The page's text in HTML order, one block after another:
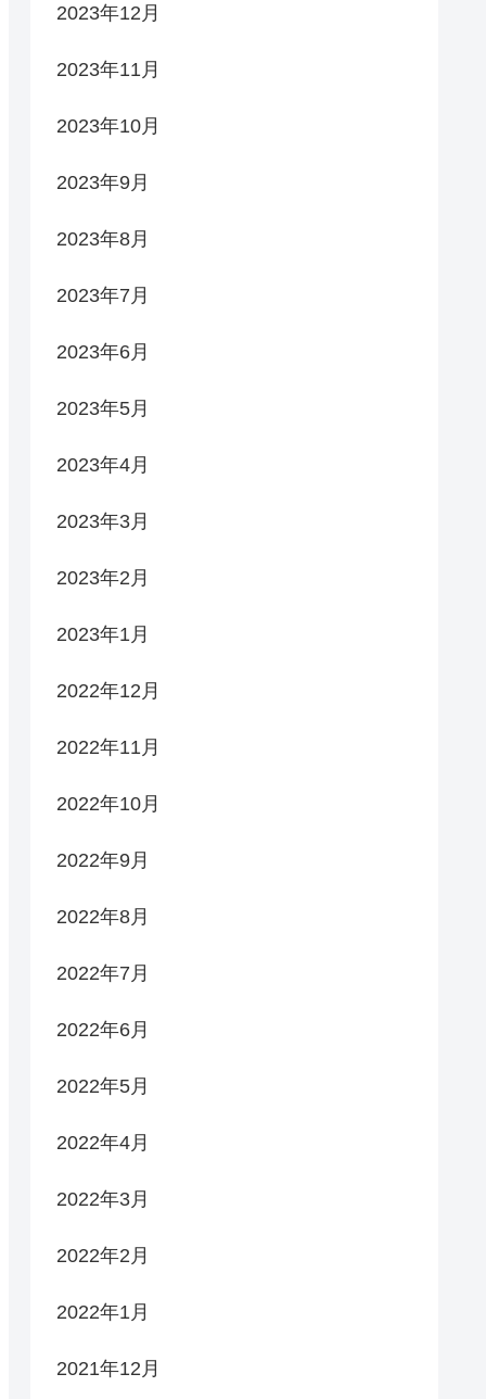
2023年12月
2023年11月
2023年10月
2023年9月
2023年8月
2023年7月
2023年6月
2023年5月
2023年4月
2023年3月
2023年2月
2023年1月
2022年12月
2022年11月
2022年10月
2022年9月
2022年8月
2022年7月
2022年6月
2022年5月
2022年4月
2022年3月
2022年2月
2022年1月
2021年12月